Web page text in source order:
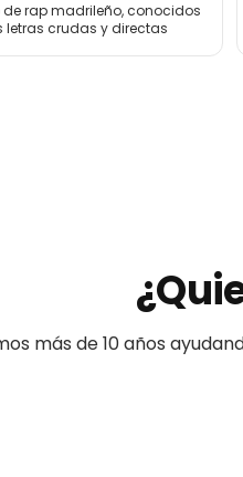
de rap madrileño, conocidos
letras crudas y directas
más de 10 años